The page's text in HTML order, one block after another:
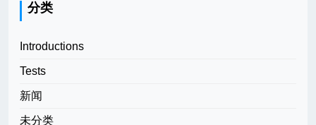
分类
Introductions
Tests
新闻
未分类